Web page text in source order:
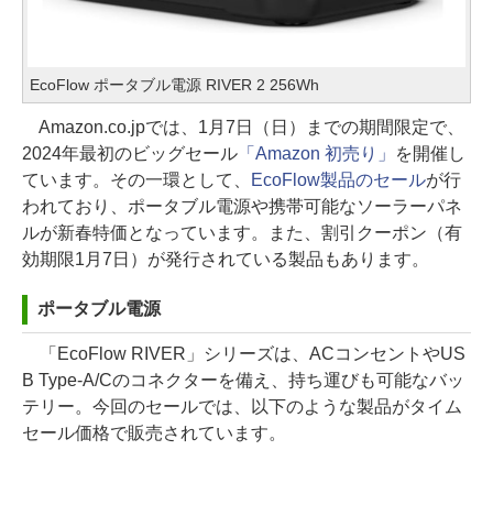
EcoFlow ポータブル電源 RIVER 2 256Wh
Amazon.co.jpでは、1月7日（日）までの期間限定で、
2024年最初のビッグセール「Amazon 初売り」
を開催し
ています。その一環として、
EcoFlow製品のセールが行
われており、ポータブル電源や携帯可能なソーラーパネ
ルが新春特価となっています。また、割引クーポン（有
効期限1月7日）が発行されている製品もあります。
ポータブル電源
「EcoFlow RIVER」シリーズは、ACコンセントやUS
B Type-A/Cのコネクターを備え、持ち運びも可能なバッ
テリー。今回のセールでは、以下のような製品がタイム
セール価格で販売されています。